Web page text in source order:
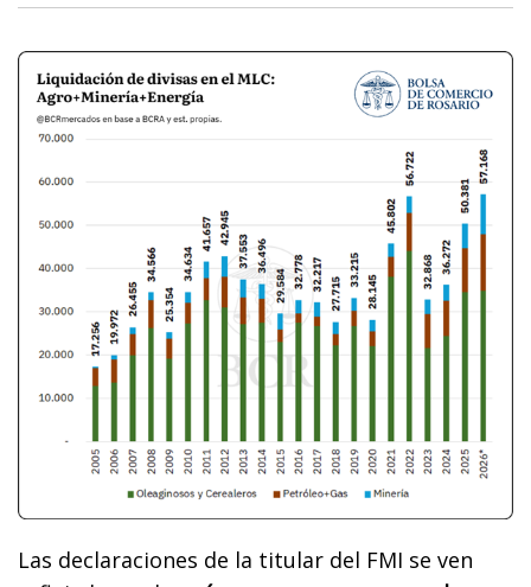
Las declaraciones de la titular del FMI se ven